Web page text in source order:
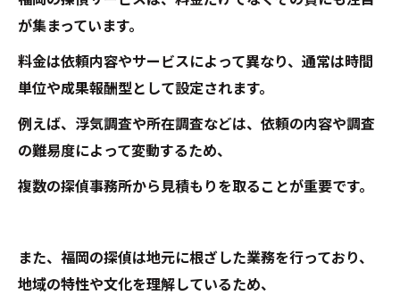
が集まっています。
料金は依頼内容やサービスによって異なり、通常は時間
単位や成果報酬型として設定されます。
例えば、浮気調査や所在調査などは、依頼の内容や調査
の難易度によって変動するため、
複数の探偵事務所から見積もりを取ることが重要です。
また、福岡の探偵は地元に根ざした業務を行っており、
地域の特性や文化を理解しているため、